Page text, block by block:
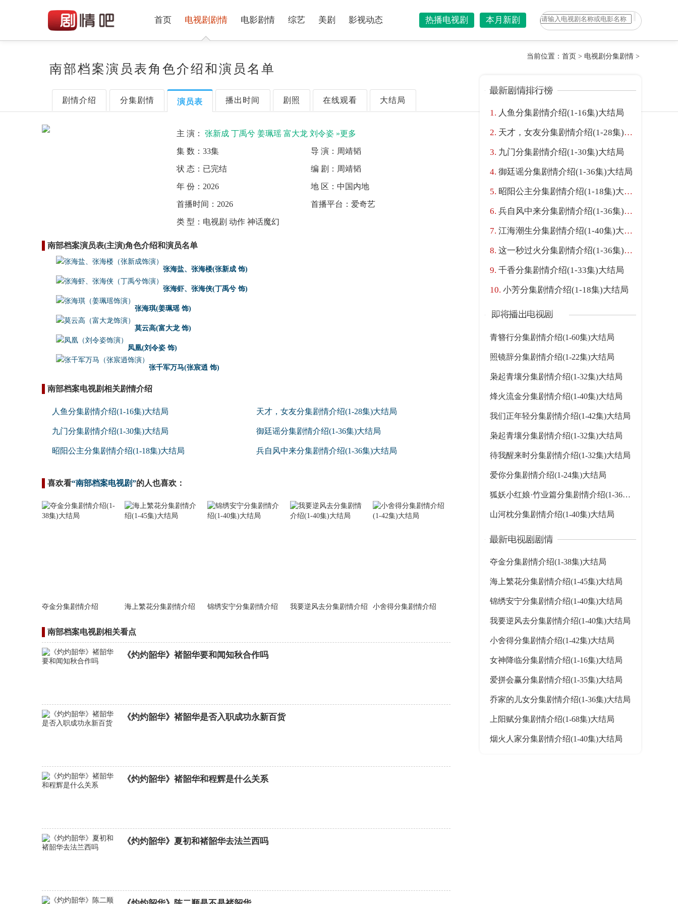
首页 电视剧剧情 电影剧情 综艺 美剧 影视动态 本月新剧
热播电视剧
南部档案演员表角色介绍和演员名单
剧情介绍 分集剧情 演员表 播出时间 剧照 在线观看 大结局
当前位置： 首页 > 电视剧分集剧情 >
主 演： 张新成 丁禹兮 姜珮瑶 富大龙 刘令姿 »更多
集 数：33集 导 演： 周靖韬
状 态： 已完结 编 剧： 周靖韬
年 份： 2026 地 区： 中国内地
首播时间： 2026 首播平台： 爱奇艺
类 型： 电视剧 动作 神话魔幻
南部档案演员表(主演)角色介绍和演员名单
张海盐、张海楼(张新成 饰)
张海虾、张海侠(丁禹兮 饰)
张海琪(姜珮瑶 饰)
莫云高(富大龙 饰)
凤凰(刘令姿 饰)
张千军万马(张宸逍 饰)
南部档案电视剧相关剧情介绍
人鱼分集剧情介绍(1-16集)大结局 天才，女友分集剧情介绍(1-28集)大结局
九门分集剧情介绍(1-30集)大结局 御廷谣分集剧情介绍(1-36集)大结局
昭阳公主分集剧情介绍(1-18集)大结局 兵自风中来分集剧情介绍(1-36集)大结局
喜欢看“南部档案电视剧”的人也喜欢：
夺金分集剧情介绍 海上繁花分集剧情介绍 锦绣安宁分集剧情介绍 我要逆风去分集剧情介绍 小舍得分集剧情介绍
南部档案电视剧相关看点
《灼灼韶华》褚韶华要和闻知秋合作吗
《灼灼韶华》褚韶华是否入职成功永新百货
《灼灼韶华》褚韶华和程辉是什么关系
《灼灼韶华》夏初和褚韶华去法兰西吗
人鱼分集剧情介绍(1-16集)大结局
天才，女友分集剧情介绍(1-28集)大结局
九门分集剧情介绍(1-30集)大结局
御廷谣分集剧情介绍(1-36集)大结局
昭阳公主分集剧情介绍(1-18集)大结局
兵自风中来分集剧情介绍(1-36集)大结局
江海潮生分集剧情介绍(1-40集)大结局
这一秒过火分集剧情介绍(1-36集)大结局
千香分集剧情介绍(1-33集)大结局
小芳分集剧情介绍(1-18集)大结局
青簪行分集剧情介绍(1-60集)大结局
照镜辞分集剧情介绍(1-22集)大结局
枭起青壤分集剧情介绍(1-32集)大结局
烽火流金分集剧情介绍(1-40集)大结局
我们正年轻分集剧情介绍(1-42集)大结局
枭起青壤分集剧情介绍(1-32集)大结局
待我醒来时分集剧情介绍(1-32集)大结局
爱你分集剧情介绍(1-24集)大结局
狐妖小红娘·竹业篇分集剧情介绍(1-36集)大结局
山河枕分集剧情介绍(1-40集)大结局
夺金分集剧情介绍(1-38集)大结局
海上繁花分集剧情介绍(1-45集)大结局
锦绣安宁分集剧情介绍(1-40集)大结局
我要逆风去分集剧情介绍(1-40集)大结局
小舍得分集剧情介绍(1-42集)大结局
女神降临分集剧情介绍(1-16集)大结局
爱拼会赢分集剧情介绍(1-35集)大结局
乔家的儿女分集剧情介绍(1-36集)大结局
上阳赋分集剧情介绍(1-68集)大结局
烟火人家分集剧情介绍(1-40集)大结局